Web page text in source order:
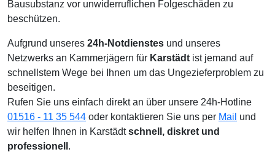
Bausubstanz vor unwiderruflichen Folgeschäden zu
beschützen.
Aufgrund unseres 24h-Notdienstes und unseres
Netzwerks an Kammerjägern für Karstädt ist jemand auf
schnellstem Wege bei Ihnen um das Ungezieferproblem zu
beseitigen.
Rufen Sie uns einfach direkt an über unsere 24h-Hotline
01516 - 11 35 544 oder kontaktieren Sie uns per Mail und
wir helfen Ihnen in Karstädtschnell, diskret und
professionell .